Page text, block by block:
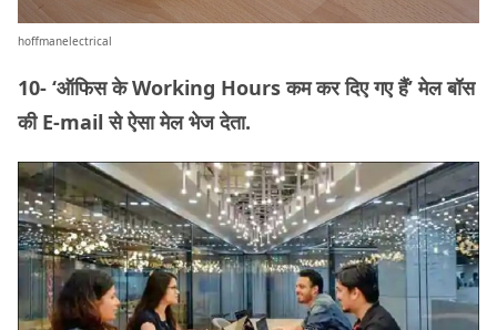
hoffmanelectrical
10- ‘ऑफिस के Working Hours कम कर दिए गए हैं’ मेल बॉस
की E-mail से ऐसा मेल भेज देता.